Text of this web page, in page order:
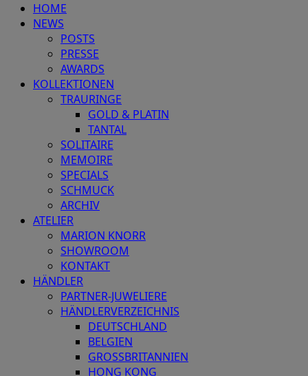
HOME
NEWS
POSTS
PRESSE
AWARDS
KOLLEKTIONEN
TRAURINGE
GOLD & PLATIN
TANTAL
SOLITAIRE
MEMOIRE
SPECIALS
SCHMUCK
ARCHIV
ATELIER
MARION KNORR
SHOWROOM
KONTAKT
HÄNDLER
PARTNER-JUWELIERE
HÄNDLERVERZEICHNIS
DEUTSCHLAND
BELGIEN
GROSSBRITANNIEN
HONG KONG